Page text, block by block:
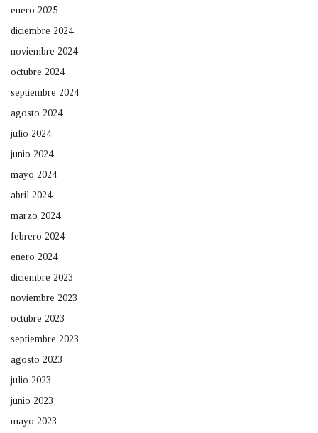
enero 2025
diciembre 2024
noviembre 2024
octubre 2024
septiembre 2024
agosto 2024
julio 2024
junio 2024
mayo 2024
abril 2024
marzo 2024
febrero 2024
enero 2024
diciembre 2023
noviembre 2023
octubre 2023
septiembre 2023
agosto 2023
julio 2023
junio 2023
mayo 2023